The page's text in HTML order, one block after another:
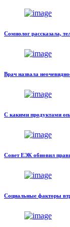
Сомнолог рассказала,
Врач назвала
С какими продуктами
Совет ЕЭК обновил
Социальные факторы